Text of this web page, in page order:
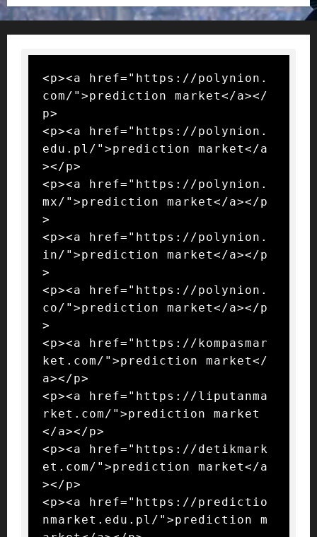
<p><a href="https://polynion.
com/">prediction market</a></
p>
<p><a href="https://polynion.
edu.pl/">prediction market</a
></p>
<p><a href="https://polynion.
mx/">prediction market</a></p
>
<p><a href="https://polynion.
in/">prediction market</a></p
>
<p><a href="https://polynion.
co/">prediction market</a></p
>
<p><a href="https://kompasmar
ket.com/">prediction market</
a></p>
<p><a href="https://liputanma
rket.com/">prediction market
</a></p>
<p><a href="https://detikmark
et.com/">prediction market</a
></p>
<p><a href="https://predictio
nmarket.edu.pl/">prediction m